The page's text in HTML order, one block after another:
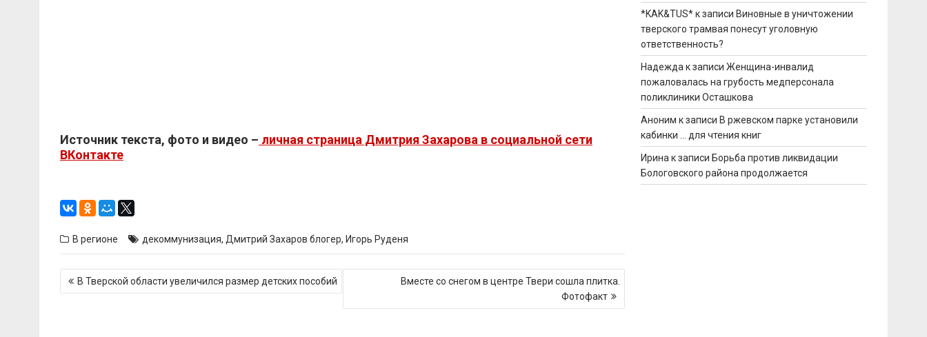
Источник текста, фото и видео – личная страница Дмитрия Захарова в социальной сети
ВКонтакте
В регионе декоммунизация, Дмитрий Захаров блогер, Игорь Руденя
Навигация
по В Тверской области увеличился размер детских пособий
Вместе со снегом в центре Твери сошла плитка.
Фотофакт
*KAK&TUS*к записи Виновные в уничтожении
тверского трамвая понесут уголовную
ответственность?
Надежда к записиЖенщина-инвалид
пожаловалась на грубость медперсонала
поликлиники Осташкова
Аноним к записи В ржевском парке установили
кабинки … для чтения книг
Ирина к записи Борьба против ликвидации
Бологовского района продолжается